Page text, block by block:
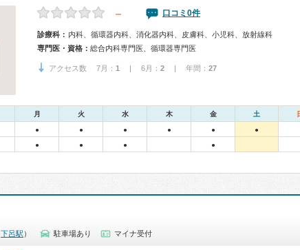
－ 口コミ0件
診療科： 内科、循環器内科、消化器内科、皮膚科、小児科、放射線科
専門医・資格： 総合内科専門医、循環器専門医
アクセス数 7月： 1 | 6月： 2 | 年間： 27
月 火 水 木 金 土
● ● ● ● ● ●
● ● ● ●
下呂駅 ） 駐車場あり マイナ受付